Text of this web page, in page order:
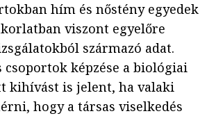
hím és nőstény egyedek
viszont egyelőre
származó adat.
csoportok képzése a biológiai
kihívást is jelent, ha valaki
hogy a társas viselkedés